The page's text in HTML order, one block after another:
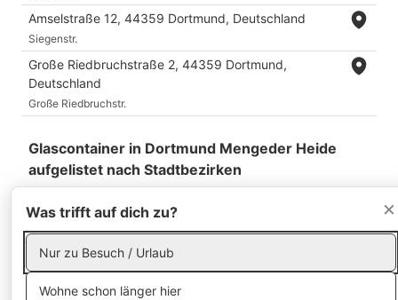
Amselstraße 12, 44359 Dortmund, Deutschland
Siegenstr.
Große Riedbruchstraße 2, 44359 Dortmund,
Deutschland
Große Riedbruchstr.
Glascontainer in Dortmund Mengeder Heide
aufgelistet nach Stadtbezirken
Quelle:
Was trifft auf dich zu? ×
Nur zu Besuch / Urlaub
Wohne schon länger hier